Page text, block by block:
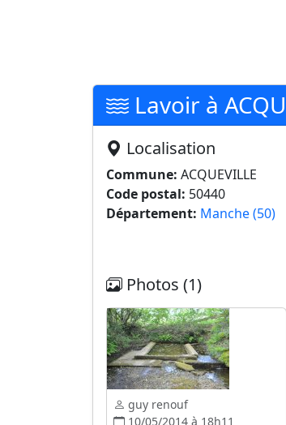
Lavoir à
Localisation
Commune: ACQUEVILLE
Code postal: 50440
Département: Manche (50)
Photos (1)
guy renouf
10/05/2014 à 18h11